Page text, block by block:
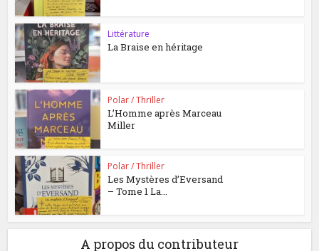
Littérature
La Braise en héritage
Polar / Thriller
L’Homme après Marceau
Miller
Polar / Thriller
Les Mystères d’Eversand
– Tome 1 La...
A propos du contributeur